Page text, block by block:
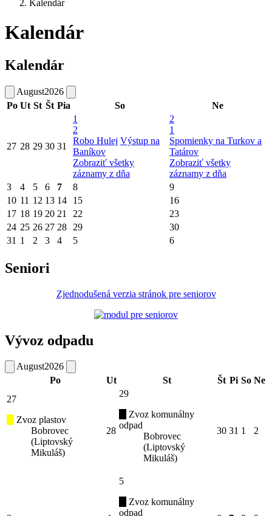
Kalendár
Kalendár
Kalendár
August2026
Po Ut St Št Pia So Ne
27 28 29 30 31
1
2
Robo Hulej Výstup na
Baníkov
Zobraziť všetky
záznamy z dňa
2
1
Spomienky na Turkov a
Tatárov
Zobraziť všetky
záznamy z dňa
3
4 5 6 7 8
9
10 11 12 13 14 15
16
17 18 19 20 21 22
23
24 25 26 27 28 29
30
31 1 2 3 4 5 6
Seniori
Zjednodušená verzia stránok pre seniorov
Vývoz odpadu
August2026
Po
Ut St Št Pi So Ne
27
Zvoz plastov
Bobrovec
(Liptovský
Mikuláš)
28
29
Zvoz komunálny
odpad
Bobrovec
(Liptovský
Mikuláš)
30 31 1 2
5
Zvoz komunálny
odpad